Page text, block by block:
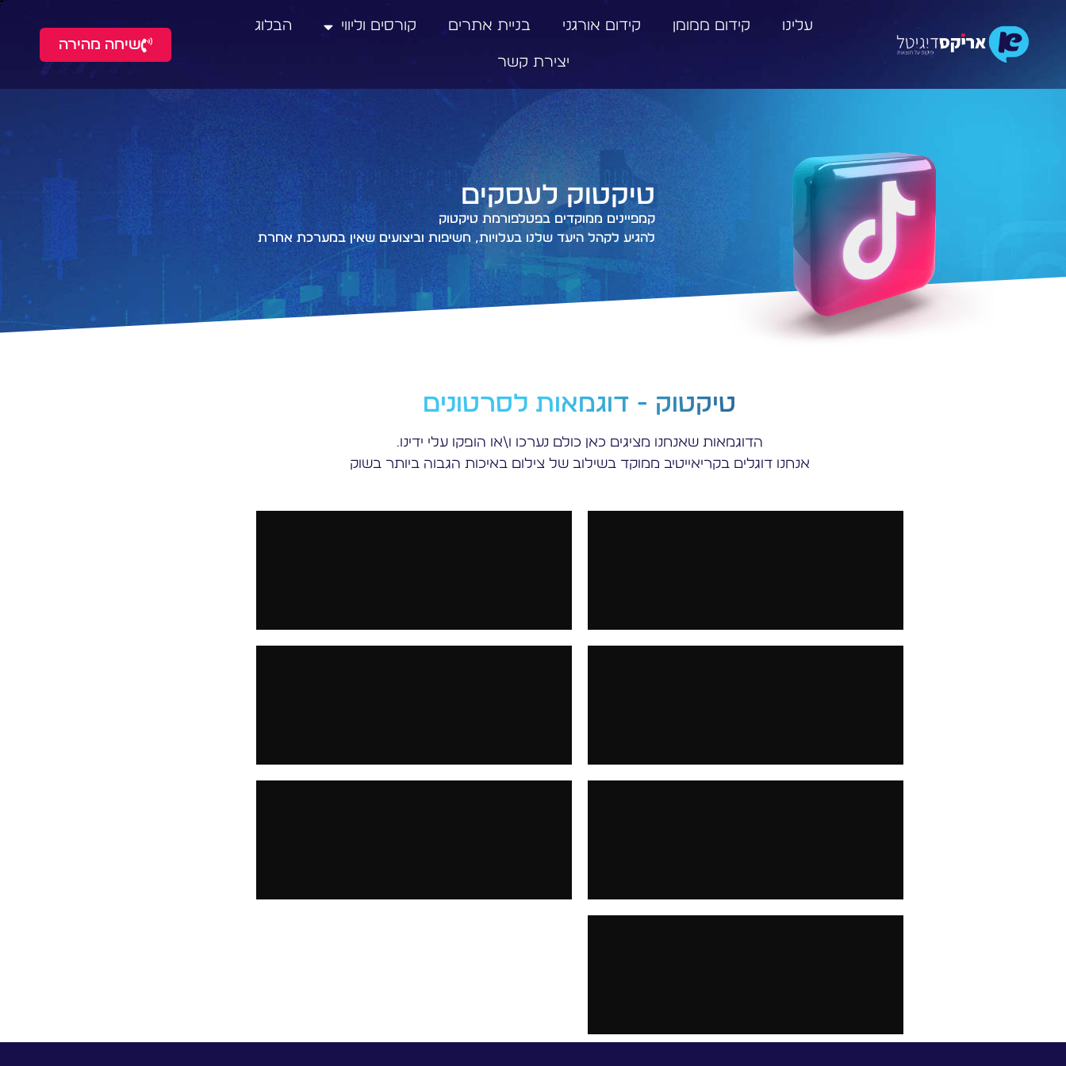
עלינו קידום ממומן קידום אורגני בניית אתרים קורסים וליווי הבלוג
יצירת קשר
שיחה מהירה
טיקטוק לעסקים
קמפיינים ממוקדים בפטלפורמת טיקטוק
להגיע לקהל היעד שלנו בעלויות, חשיפות וביצועים שאין במערכת אחרת
טיקטוק - דוגמאות לסרטונים
הדוגמאות שאנחנו מציגים כאן כולם נערכו ו\או הופקו עלי ידינו.
אנחנו דוגלים בקריאייטיב ממוקד בשילוב של צילום באיכות הגבוה ביותר בשוק